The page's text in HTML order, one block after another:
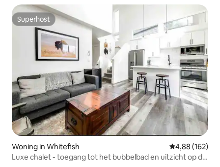
Superhost
Superhost
Woning in Whitefish Gemiddelde
4,88 (162)
Luxe chalet - toegang tot het bubbelbad en uitzicht op de